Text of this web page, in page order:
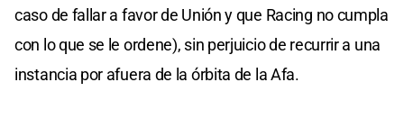
caso de fallar a favor de Unión y que Racing no cumpla
con lo que se le ordene), sin perjuicio de recurrir a una
instancia por afuera de la órbita de la Afa.